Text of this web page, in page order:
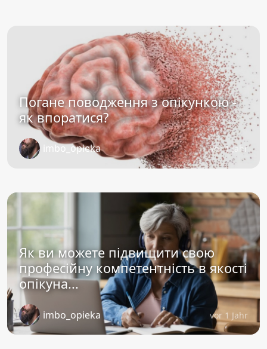
Погане поводження з опікункою -
як впоратися?
imbo_opieka vor 1 Jahr
Як ви можете підвищити свою
професійну компетентність в якості
опікуна...
imbo_opieka vor 1 Jahr